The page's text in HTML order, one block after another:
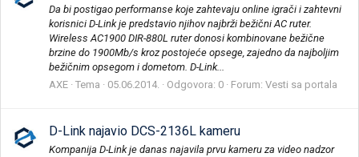
Da bi postigao performanse koje zahtevaju online igrači i zahtevni
korisnici D-Link je predstavio njihov najbrži bežični AC ruter.
Wireless AC1900 DIR-880L ruter donosi kombinovane bežične
brzine do 1900Mb/s kroz postojeće opsege, zajedno da najboljim
bežičnim opsegom i dometom. D-Link...
AXE Tema 05.06.2014. Odgovora: 0 Forum: Vesti sa portala
D-Link najavio DCS-2136L kameru
Kompanija D-Link je danas najavila prvu kameru za video nadzor